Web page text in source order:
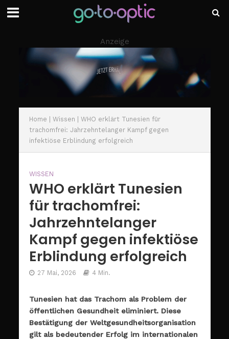
Anzeige
Home | Wissen | WHO erklärt Tunesien für
trachomfrei: Jahrzehntelanger Kampf gegen
infektiöse Erblindung erfolgreich
WISSEN
WHO erklärt Tunesien
für trachomfrei:
Jahrzehntelanger
Kampf gegen infektiöse
Erblindung erfolgreich
27 Mai, 2026 4 Min.
Tunesien hat das Trachom als Problem der
öffentlichen Gesundheit eliminiert. Diese
Bestätigung der Weltgesundheitsorganisation
gilt als bedeutender Erfolg im internationalen